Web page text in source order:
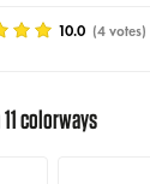
10.0 (4 votes)
colorways